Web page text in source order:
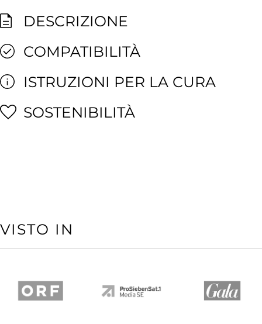
DESCRIZIONE
COMPATIBILITÀ
ISTRUZIONI PER LA CURA
SOSTENIBILITÀ
VISTO IN